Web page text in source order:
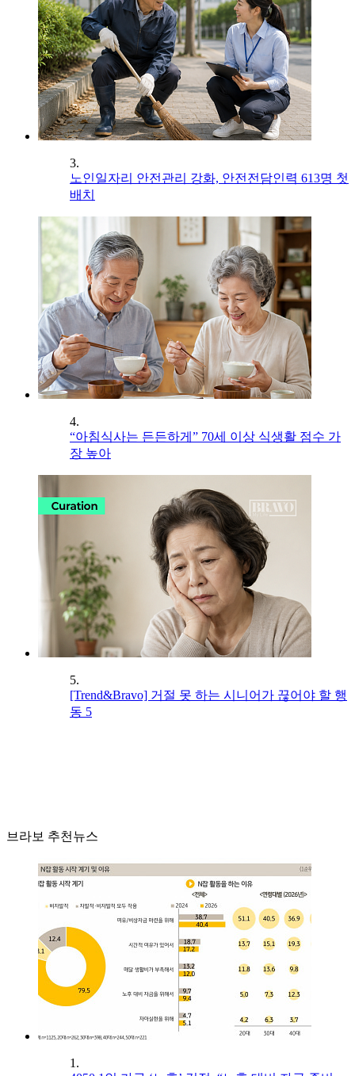
3.
노인일자리 안전관리 강화, 안전전담인력 613명 첫
배치
4.
“아침식사는 든든하게” 70세 이상 식생활 점수 가
장 높아
5.
[Trend&Bravo] 거절 못 하는 시니어가 끊어야 할 행
동 5
브라보 추천뉴스
1.